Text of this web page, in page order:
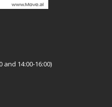
and 14:00-16:00)